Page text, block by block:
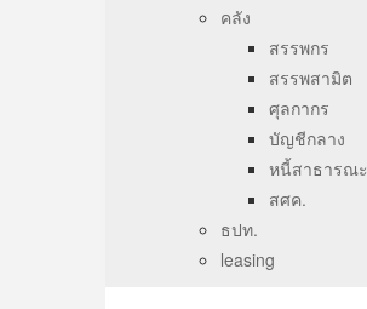
คลัง
สรรพกร
สรรพสามิต
ศุลกากร
บัญชีกลาง
หนี้สาธารณะ
สศค.
ธปท.
leasing